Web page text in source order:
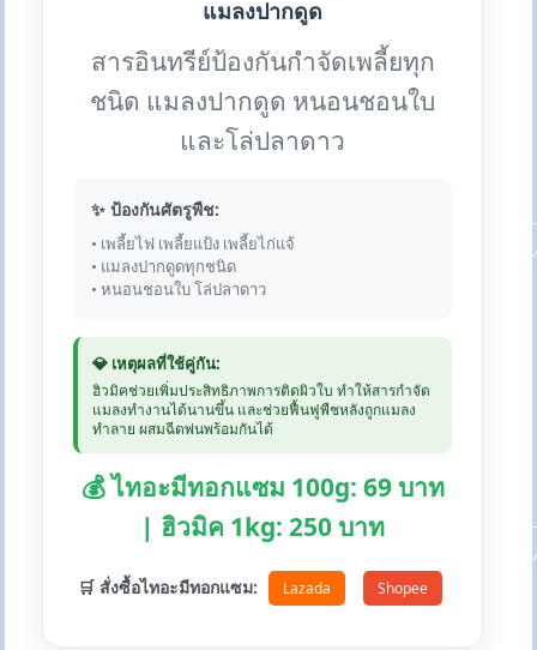
แมลงปากดูด
สารอินทรีย์ป้องกันกำจัดเพลี้ยทุก
ชนิด แมลงปากดูด หนอนชอนใบ
และโล่ปลาดาว
✨ ป้องกันศัตรูพืช:
• เพลี้ยไฟ เพลี้ยแป้ง เพลี้ยไก่แจ้
• แมลงปากดูดทุกชนิด
• หนอนชอนใบ โล่ปลาดาว
💎 เหตุผลที่ใช้คู่กัน:
ฮิวมิคช่วยเพิ่มประสิทธิภาพการติดผิวใบ ทำให้สารกำจัด
แมลงทำงานได้นานขึ้น และช่วยฟื้นฟูพืชหลังถูกแมลง
ทำลาย ผสมฉีดพ่นพร้อมกันได้
💰 ไทอะมีทอกแซม 100g: 69 บาท
| ฮิวมิค 1kg: 250 บาท
🛒 สั่งซื้อไทอะมีทอกแซม: Lazada Shopee